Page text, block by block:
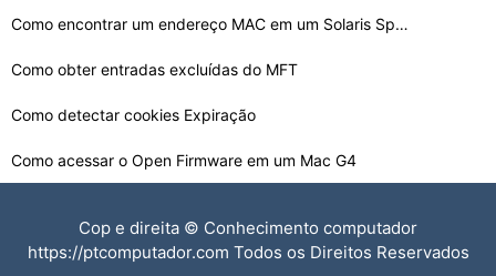
Como ativar a webcam em seu MacBook
Como manter o emulador De Ficando on My Mac
Como abrir uma porta em um MacBook
Como encontrar um endereço MAC em um Solaris Sparc
Como obter entradas excluídas do MFT
Como detectar cookies Expiração
Como acessar o Open Firmware em um Mac G4
Como fazer um 'E' com um til em um Mac
Cop e direita © Conhecimento computador
https://ptcomputador.com Todos os Direitos Reservados